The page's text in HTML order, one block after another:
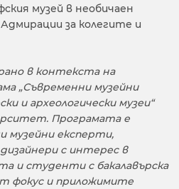
музей в необичаен
за колегите и
в контекста на
„Съвременни музейни
и археологически музеи“
Програмата е
музейни експерти,
с интерес в
и студенти с бакалавърска
фокус и приложимите